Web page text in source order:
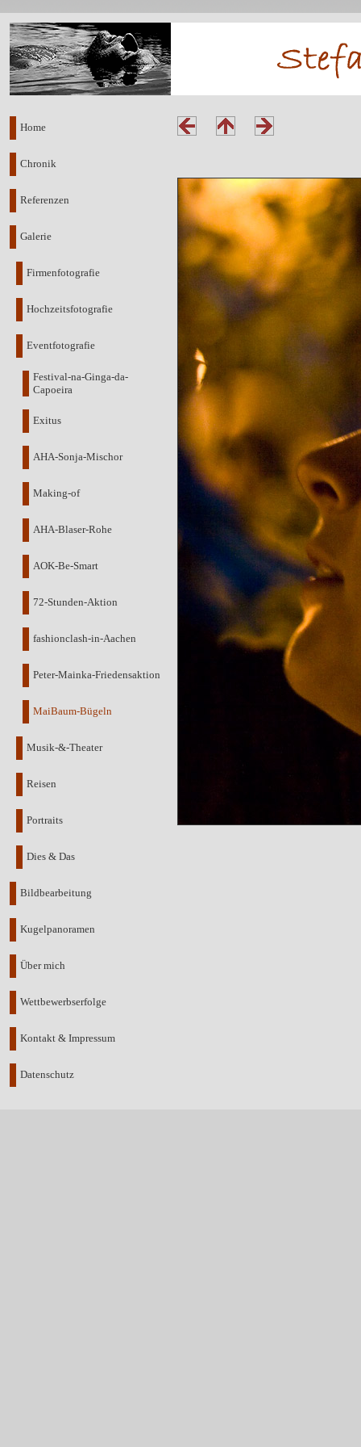
Home
Chronik
Referenzen
Galerie
Firmenfotografie
Hochzeitsfotografie
Eventfotografie
Festival-na-Ginga-da-
Capoeira
Exitus
AHA-Sonja-Mischor
Making-of
AHA-Blaser-Rohe
AOK-Be-Smart
72-Stunden-Aktion
fashionclash-in-Aachen
Peter-Mainka-Friedensaktion
MaiBaum-Bügeln
Musik-&-Theater
Reisen
Portraits
Dies & Das
Bildbearbeitung
Kugelpanoramen
Über mich
Wettbewerbserfolge
Kontakt & Impressum
Datenschutz